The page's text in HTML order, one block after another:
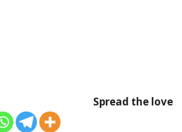
Spread the love